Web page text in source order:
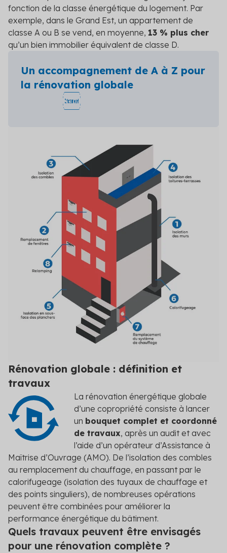
fonction de la classe énergétique du logement. Par
exemple, dans le Grand Est, un appartement de
classe A ou B se vend, en moyenne, 13 % plus cher
qu’un bien immobilier équivalent de classe D.
Un accompagnement de A à Z pour
la rénovation globale
Rénovation globale : définition et
travaux
La rénovation énergétique globale
d’une copropriété consiste à lancer
un bouquet complet et coordonné
de travaux, après un audit et avec
l’aide d’un opérateur d’Assistance à
Maîtrise d’Ouvrage (AMO). De l’isolation des combles
au remplacement du chauffage, en passant par le
calorifugeage (isolation des tuyaux de chauffage et
des points singuliers), de nombreuses opérations
peuvent être combinées pour améliorer la
performance énergétique du bâtiment.
Quels travaux peuvent être envisagés
pour une rénovation complète ?